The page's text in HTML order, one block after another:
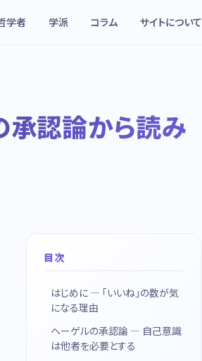
学者 学派 コラム サイトについて
認論から読み
目次
はじめに — 「いいね」の数が気
になる理由
ヘーゲルの承認論 — 自己意識
は他者を必要とする